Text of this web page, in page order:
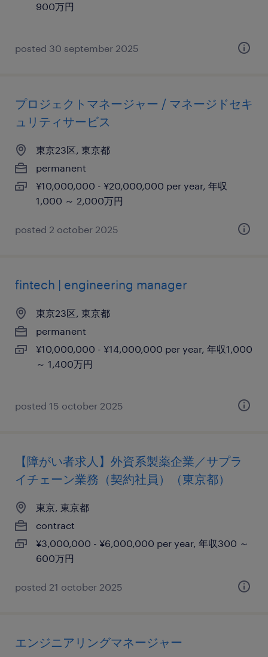
900万円
posted 30 september 2025
プロジェクトマネージャー / マネージドセキ
ュリティサービス
東京23区, 東京都
permanent
¥10,000,000 - ¥20,000,000 per year, 年収
1,000 ～ 2,000万円
posted 2 october 2025
fintech | engineering manager
東京23区, 東京都
permanent
¥10,000,000 - ¥14,000,000 per year, 年収1,000
～ 1,400万円
posted 15 october 2025
【障がい者求人】外資系製薬企業／サプラ
イチェーン業務（契約社員）（東京都）
東京, 東京都
contract
¥3,000,000 - ¥6,000,000 per year, 年収300 ～
600万円
posted 21 october 2025
エンジニアリングマネージャー